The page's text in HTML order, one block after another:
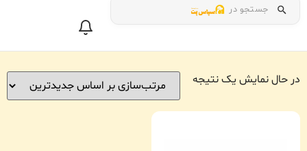
جستجو در
در حال نمایش یک نتیجه